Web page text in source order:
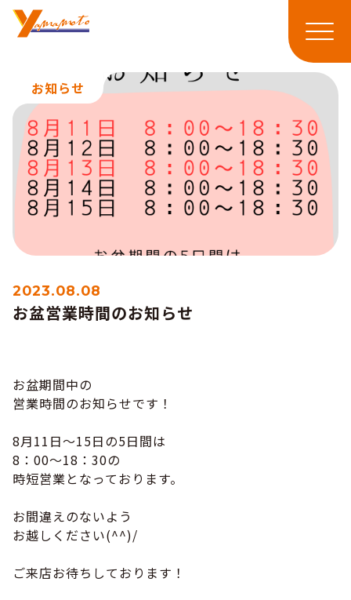
メニ
お知らせ
2023.08.08
お盆営業時間のお知らせ
お盆期間中の
営業時間のお知らせです！
8月11日～15日の5日間は
8：00～18：30の
時短営業となっております。
お間違えのないよう
お越しください(^^)/
ご来店お待ちしております！